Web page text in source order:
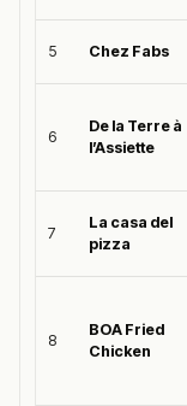
5 Chez Fabs
6
De la Terre à
l’Assiette
7
La casa del
pizza
8
BOA Fried
Chicken